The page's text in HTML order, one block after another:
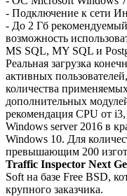
- Подключение к сети
- До 2 Гб
возможность
MS SQL, MY SQL и
Реальная загрузка
активных
количества
дополнительных
рекомендация CPU от
Windows server 2016 в
Windows 10. Для
превышающим 200
Traffic Inspector Next
Soft на базе Free BSD,
крупного заказчика.